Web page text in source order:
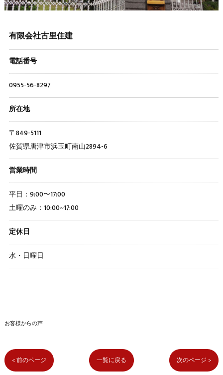
有限会社古里住建
電話番号
0955-56-8297
所在地
〒849-5111
佐賀県唐津市浜玉町南山2894-6
営業時間
平日：9:00〜17:00
土曜のみ：10:00~17:00
定休日
水・日曜日
お客様からの声
< 前のページ 一覧に戻る 次のページ >